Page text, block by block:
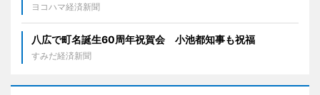
ヨコハマ経済新聞
八広で町名誕生60周年祝賀会 小池都知事も祝福
すみだ経済新聞